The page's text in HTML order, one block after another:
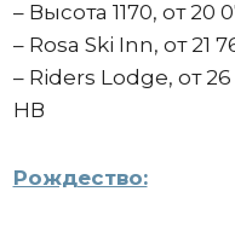
– Высота 1170, от 20
– Rosa Ski Inn, от 21
– Riders Lodge, от 26
НВ
Рождество: